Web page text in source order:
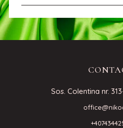
Sos. Colentina nr.